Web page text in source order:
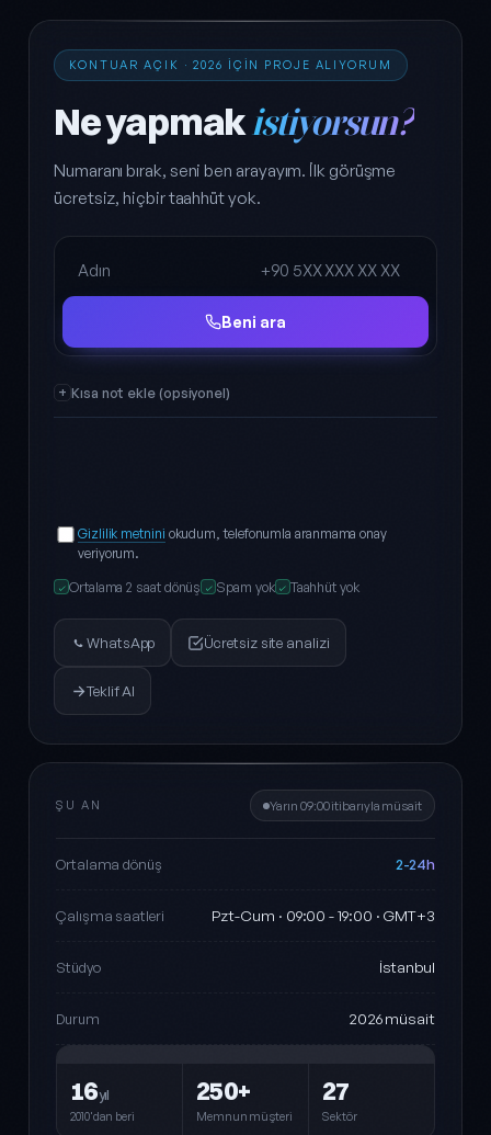
KONTUAR AÇIK · 2026 IÇIN PROJE ALIYORUM
Ne yapmakistiyorsun?
Numaranı bırak, seni ben arayayım. İlk görüşme
ücretsiz, hiçbir taahhüt yok.
Ad Soyad
Telefon
Beni ara
Kısa not ekle (opsiyonel)
Gizlilik metnini okudum, telefonumla aranmama onay
veriyorum.
✓ Ortalama 2 saat dönüş ✓ Spam yok ✓ Taahhüt yok
WhatsApp Ücretsiz site analizi
Teklif Al
ŞU AN Yarın 09:00 itibarıyla müsait
Ortalama dönüş 2-24h
Çalışma saatleri Pzt-Cum · 09:00 - 19:00 · GMT+3
Stüdyo İstanbul
Durum 2026 müsait
16yıl
2010'dan beri
250+
Memnun müşteri
27
Sektör